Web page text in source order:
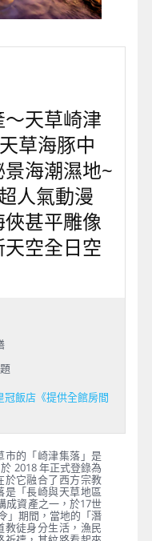
天草崎津
草海豚中
海潮濕地~
人氣動漫
俠甚平雕像
空全日空
飯店《提供全館房間
市的「崎津集落」是
2018 年正式登錄為
於它融合了西方宗教
是「長崎與天草地區
成資產之一，於17世
」期間，當地的「潛
教徒身分生活，漁民